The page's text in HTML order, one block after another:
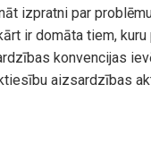
izpratni par
ir domāta tiem,
konvencijas
aizsardzības